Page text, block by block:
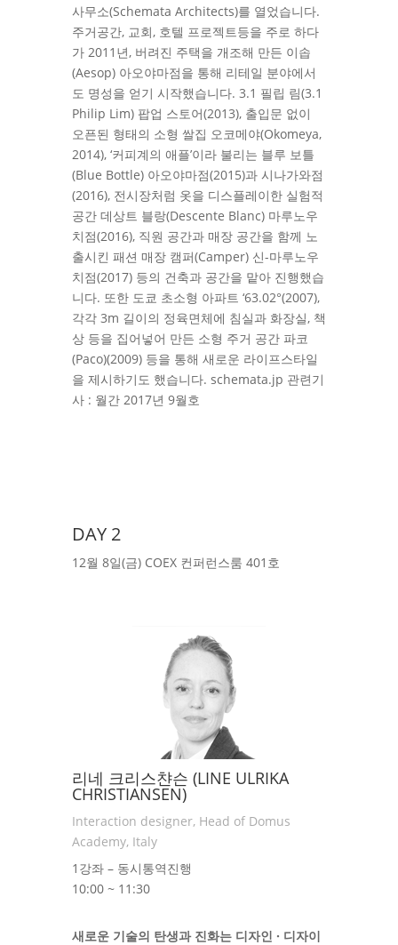
사무소(Schemata Architects)를 열었습니다.
주거공간, 교회, 호텔 프로젝트등을 주로 하다
가 2011년, 버려진 주택을 개조해 만든 이솝
(Aesop) 아오야마점을 통해 리테일 분야에서
도 명성을 얻기 시작했습니다. 3.1 필립 림(3.1
Philip Lim) 팝업 스토어(2013), 출입문 없이
오픈된 형태의 소형 쌀집 오코메야(Okomeya,
2014), ‘커피계의 애플’이라 불리는 블루 보틀
(Blue Bottle) 아오야마점(2015)과 시나가와점
(2016), 전시장처럼 옷을 디스플레이한 실험적
공간 데상트 블랑(Descente Blanc) 마루노우
치점(2016), 직원 공간과 매장 공간을 함께 노
출시킨 패션 매장 캠퍼(Camper) 신-마루노우
치점(2017) 등의 건축과 공간을 맡아 진행했습
니다. 또한 도쿄 초소형 아파트 ‘63.02°(2007),
각각 3m 길이의 정육면체에 침실과 화장실, 책
상 등을 집어넣어 만든 소형 주거 공간 파코
(Paco)(2009) 등을 통해 새로운 라이프스타일
을 제시하기도 했습니다. schemata.jp 관련기
사 : 월간 2017년 9월호
DAY 2
12월 8일(금) COEX 컨퍼런스룸 401호
리네 크리스챤슨 (LINE ULRIKA
CHRISTIANSEN)
Interaction designer, Head of Domus
Academy, Italy
1강좌 – 동시통역진행
10:00 ~ 11:30
새로운 기술의 탄생과 진화는 디자인 · 디자이